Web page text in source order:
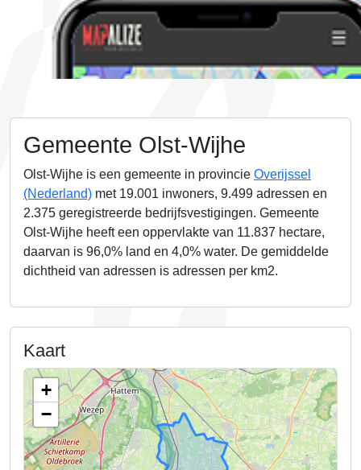
Gemeente Olst-Wijhe
Olst-Wijhe is een gemeente in provincie Overijssel
(Nederland) met 19.001 inwoners, 9.499 adressen en
2.375 geregistreerde bedrijfsvestigingen. Gemeente
Olst-Wijhe heeft een oppervlakte van 11.837 hectare,
daarvan is 96,0% land en 4,0% water. De gemiddelde
dichtheid van adressen is adressen per km2.
Kaart
+
−